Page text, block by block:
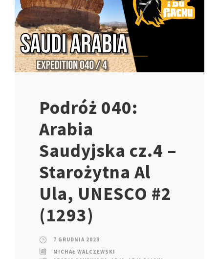
Podróż 040:
Arabia
Saudyjska cz.4 –
Starożytna Al
Ula, UNESCO #2
(1293)
7 GRUDNIA 2023
MICHAŁ WALCZEWSKI